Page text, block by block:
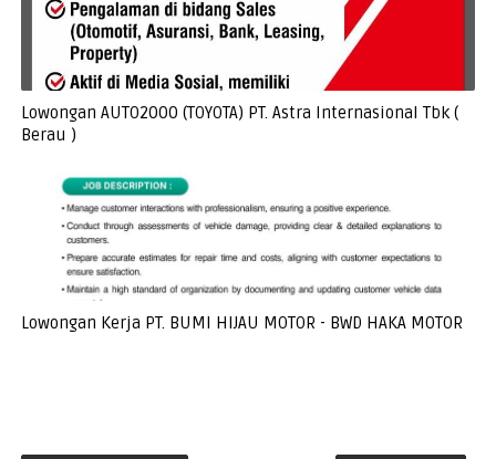
Lowongan AUTO2000 (TOYOTA) PT. Astra Internasional Tbk (
Berau )
Lowongan Kerja PT. BUMI HIJAU MOTOR - BWD HAKA MOTOR